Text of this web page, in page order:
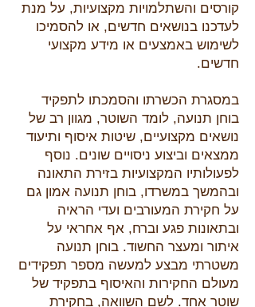
קורסים והשתלמויות מקצועיות, על מנת
לעדכנו בנושאים חדשים, או להסמיכו
לשימוש באמצעים או מידע מקצועי
חדשים.
​במסגרת הכשרתו והסמכתו לתפקיד
בוחן תנועה, לומד השוטר, מגוון רב של
נושאים מקצועיים, שיטות איסוף ותיעוד
ממצאים וביצוע ניסויים שונים. נוסף
לפעולותיו המקצועיות בזירת התאונה
ובהמשך במשרדו, בוחן תנועה אמון גם
על חקירת המעורבים ועדי הראיה
ובתאונות פגע וברח, אף אחראי על
איתור ומעצר החשוד. בוחן תנועה
משטרתי מבצע למעשה מספר תפקידים
מעולם החקירות והאיסוף בתפקיד של
שוטר אחד. לשם השוואה, בחקירת